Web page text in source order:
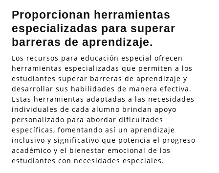
Proporcionan herramientas
especializadas para superar
barreras de aprendizaje.
Los recursos para educación especial ofrecen
herramientas especializadas que permiten a los
estudiantes superar barreras de aprendizaje y
desarrollar sus habilidades de manera efectiva.
Estas herramientas adaptadas a las necesidades
individuales de cada alumno brindan apoyo
personalizado para abordar dificultades
específicas, fomentando así un aprendizaje
inclusivo y significativo que potencia el progreso
académico y el bienestar emocional de los
estudiantes con necesidades especiales.